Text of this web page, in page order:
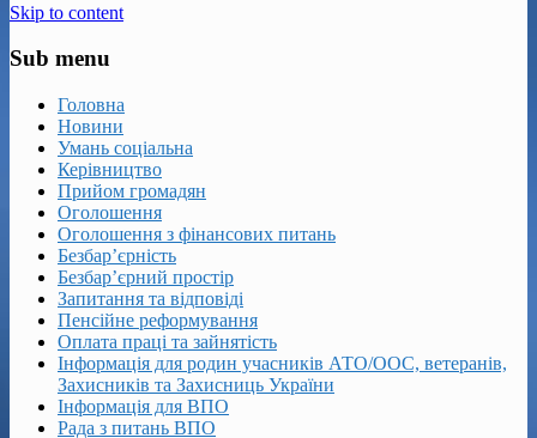
Skip to content
Sub menu
Головна
Новини
Умань соціальна
Керівництво
Прийом громадян
Оголошення
Оголошення з фінансових питань
Безбар’єрність
Безбар’єрний простір
Запитання та відповіді
Пенсійне реформування
Оплата праці та зайнятість
Інформація для родин учасників АТО/ООС, ветеранів,
Захисників та Захисниць України
Інформація для ВПО
Рада з питань ВПО